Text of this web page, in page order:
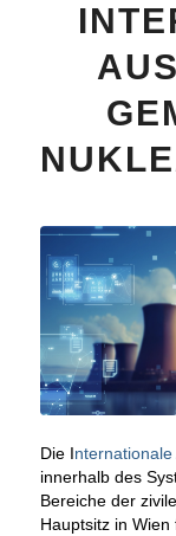
Die I
innerhalb des
Bereiche der
Hauptsitz in